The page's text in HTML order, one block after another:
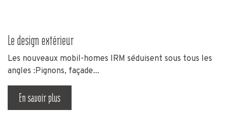
Le design extérieur
Les nouveaux mobil-homes IRM séduisent sous tous les
angles :Pignons, façade...
En savoir plus